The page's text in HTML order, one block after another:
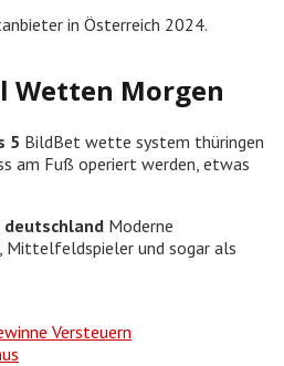
in Österreich 2024.
Wetten Morgen
5 BildBet wette system thüringen
am Fuß operiert werden, etwas
Moderne
Mittelfeldspieler und sogar als
Versteuern